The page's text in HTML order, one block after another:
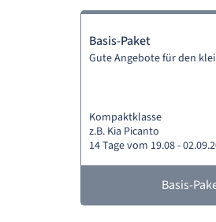
Basis-Paket
Gute Angebote für den
Kompaktklasse
z.B. Kia Picanto
14 Tage vom 19.08 -
Basis-